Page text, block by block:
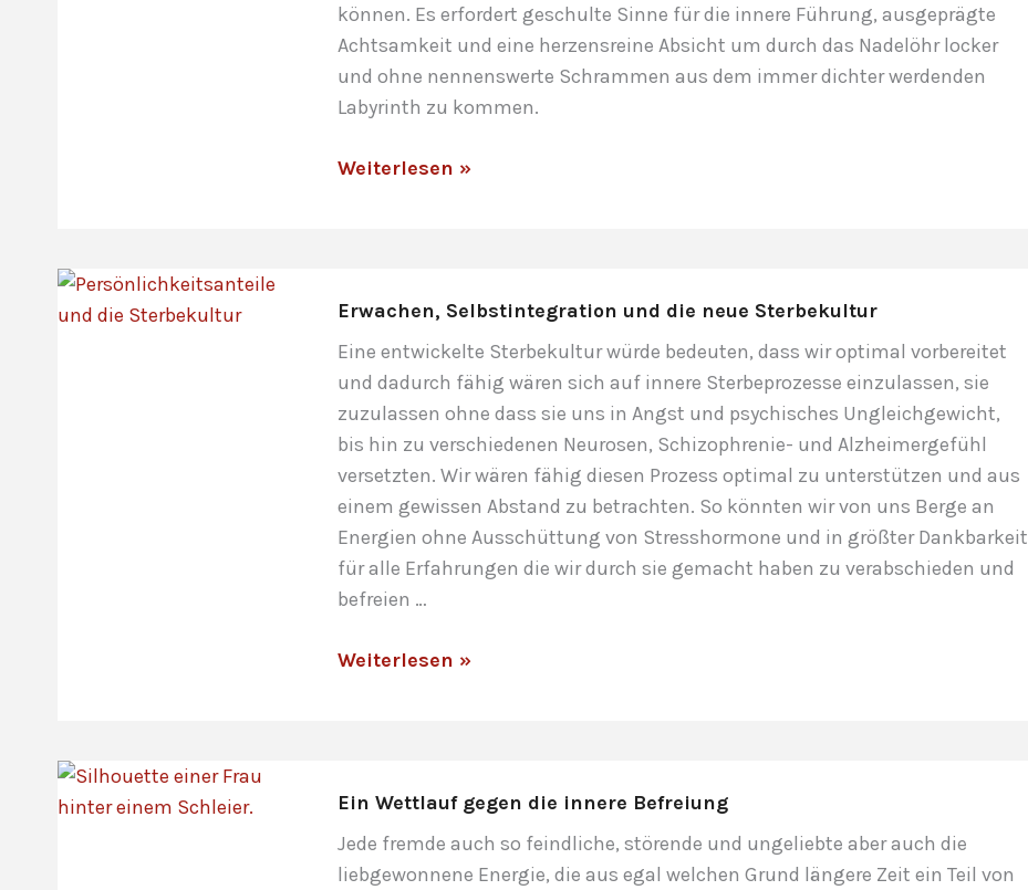
können. Es erfordert geschulte Sinne für die innere Führung, ausgeprägte
Achtsamkeit und eine herzensreine Absicht um durch das Nadelöhr locker
und ohne nennenswerte Schrammen aus dem immer dichter werdenden
Labyrinth zu kommen.
Erschöpfung
Arbeit
Weiterlesen »
Erwachen, Selbstintegration und die neue Sterbekultur
Eine entwickelte Sterbekultur würde bedeuten, dass wir optimal vorbereitet
und dadurch fähig wären sich auf innere Sterbeprozesse einzulassen, sie
zuzulassen ohne dass sie uns in Angst und psychisches Ungleichgewicht,
bis hin zu verschiedenen Neurosen, Schizophrenie- und Alzheimergefühl
versetzten. Wir wären fähig diesen Prozess optimal zu unterstützen und aus
einem gewissen Abstand zu betrachten. So könnten wir von uns Berge an
Energien ohne Ausschüttung von Stresshormone und in größter Dankbarkeit
für alle Erfahrungen die wir durch sie gemacht haben zu verabschieden und
befreien …
Erwachen,
Sterbekultur
Weiterlesen »
Ein Wettlauf gegen die innere Befreiung
Jede fremde auch so feindliche, störende und ungeliebte aber auch die
liebgewonnene Energie, die aus egal welchen Grund längere Zeit ein Teil von